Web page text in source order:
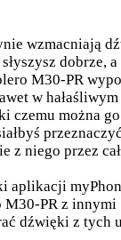
wzmacniają
dobrze, a
M30-PR
w
czemu można go
z niego przez
aplikacji
M30-PR z innymi
dźwięki z tych